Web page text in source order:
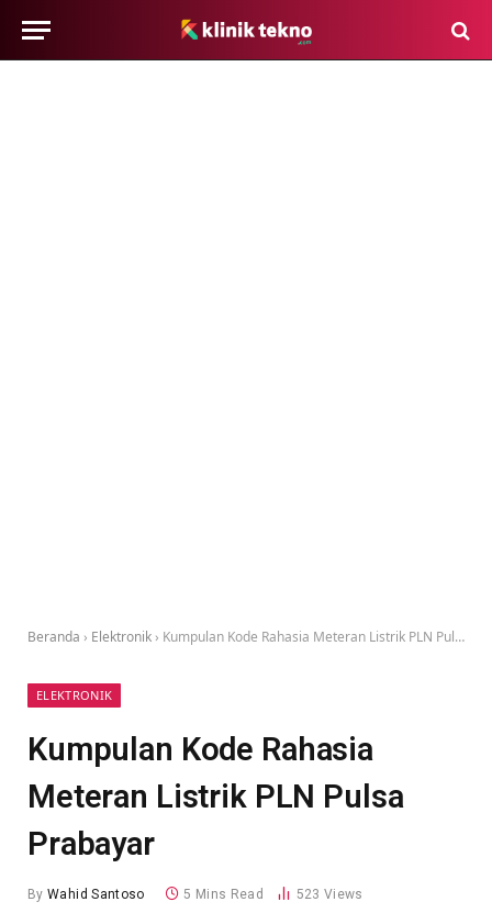
Beranda › Elektronik › Kumpulan Kode Rahasia Meteran Listrik PLN Pulsa Prabayar
ELEKTRONIK
Kumpulan Kode Rahasia
Meteran Listrik PLN Pulsa
Prabayar
By Wahid Santoso 5 Mins Read 523 Views